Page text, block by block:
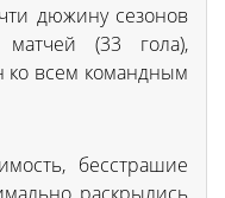
дюжину сезонов
(33 гола),
ко всем командным
бесстрашие
раскрылись